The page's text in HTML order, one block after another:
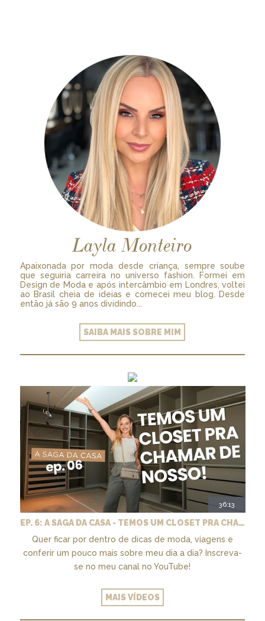
Layla Monteiro
Apaixonada por moda desde criança, sempre soube
que seguiria carreira no universo fashion. Formei em
Design de Moda e após intercâmbio em Londres, voltei
ao Brasil cheia de ideias e comecei meu blog. Desde
então já são 9 anos dividindo...
SAIBA MAIS SOBRE MIM
36:13
EP. 6: A SAGA DA CASA - TEMOS UM CLOSET PRA CHAMAR DE NOSSO + MARCENARIA E PAISAGISMO
Quer ficar por dentro de dicas de moda, viagens e
conferir um pouco mais sobre meu dia a dia? Inscreva-
se no meu canal no YouTube!
MAIS VÍDEOS